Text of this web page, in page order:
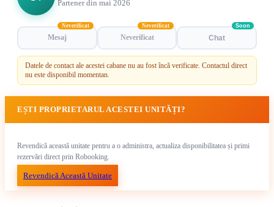
Partener din mai 2026
Mesaj
Neverificat
Neverificat
Neverificat
Chat
Soon
Datele de contact ale acestei cabane nu au fost încă verificate. Contactul direct
nu este disponibil momentan.
EȘTI PROPRIETARUL ACESTEI UNITĂȚI?
Revendică această unitate pentru a o administra, actualiza disponibilitatea și primi
rezervări direct prin Robooking.
Revendică Această Unitate